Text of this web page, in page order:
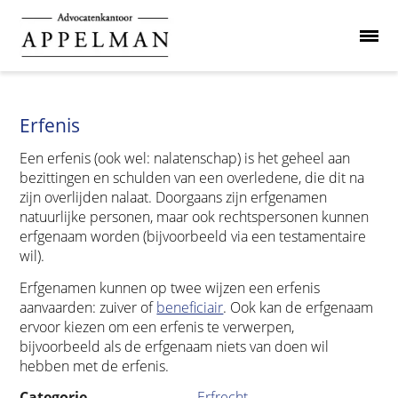
Erfenis
Een erfenis (ook wel: nalatenschap) is het geheel aan
bezittingen en schulden van een overledene, die dit na
zijn overlijden nalaat. Doorgaans zijn erfgenamen
natuurlijke personen, maar ook rechtspersonen kunnen
erfgenaam worden (bijvoorbeeld via een testamentaire
wil).
Erfgenamen kunnen op twee wijzen een erfenis
aanvaarden: zuiver ofbeneficiair. Ook kan de erfgenaam
ervoor kiezen om een erfenis te verwerpen,
bijvoorbeeld als de erfgenaam niets van doen wil
hebben met de erfenis.